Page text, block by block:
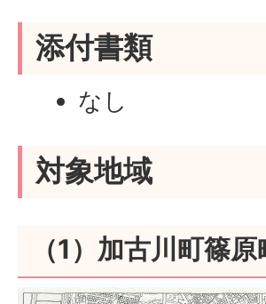
添付書類
なし
対象地域
（1）加古川町篠